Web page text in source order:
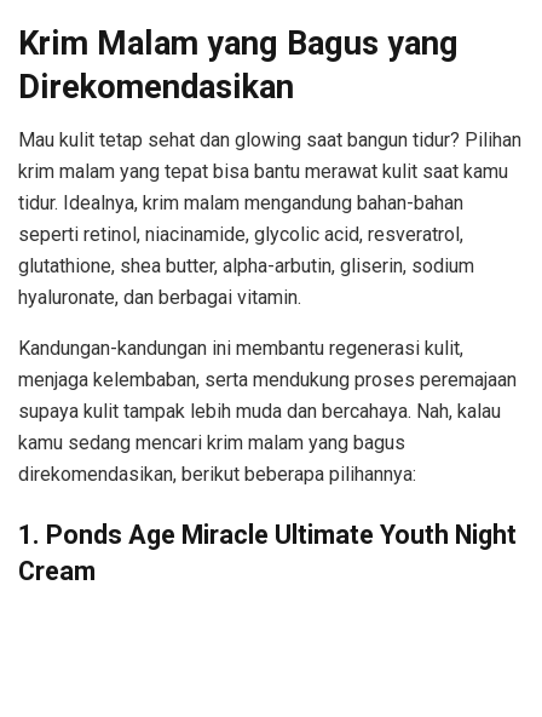
Krim Malam yang Bagus yang
Direkomendasikan
Mau kulit tetap sehat dan glowing saat bangun tidur? Pilihan
krim malam yang tepat bisa bantu merawat kulit saat kamu
tidur. Idealnya, krim malam mengandung bahan-bahan
seperti retinol, niacinamide, glycolic acid, resveratrol,
glutathione, shea butter, alpha-arbutin, gliserin, sodium
hyaluronate, dan berbagai vitamin.
Kandungan-kandungan ini membantu regenerasi kulit,
menjaga kelembaban, serta mendukung proses peremajaan
supaya kulit tampak lebih muda dan bercahaya. Nah, kalau
kamu sedang mencari krim malam yang bagus
direkomendasikan, berikut beberapa pilihannya:
1. Ponds Age Miracle Ultimate Youth Night
Cream